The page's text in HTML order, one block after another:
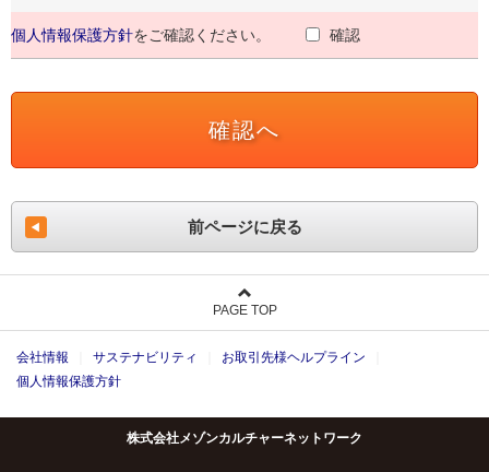
個人情報保護方針をご確認ください。 確認
前ページに戻る
PAGE TOP
会社情報 サステナビリティ
お取引先様ヘルプライン
個人情報保護方針
株式会社メゾンカルチャーネットワーク